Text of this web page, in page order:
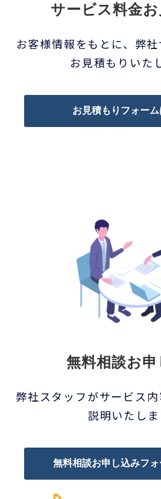
サービス料金お
お客様情報をもとに、弊
お見積もりいた
お見積もりフォーム
無料相談お申
弊社スタッフがサービス
説明いたしま
無料相談お申し込みフ